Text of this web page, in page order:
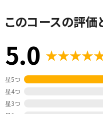
このコースの評価
5.0
星5つ
星4つ
星3つ